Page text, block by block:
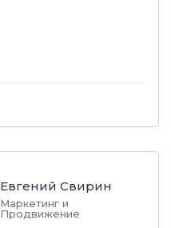
Евгений Свирин
Маркетинг и
Продвижение